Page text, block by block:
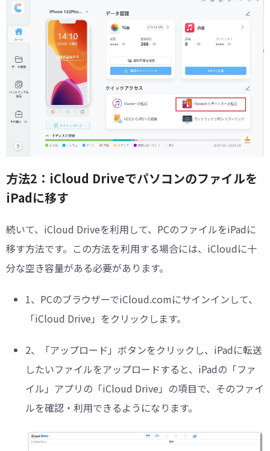
方法2：iCloud Driveでパソコンのファイルを
iPadに移す
続いて、iCloud Driveを利用して、PCのファイルをiPadに
移す方法です。この方法を利用する場合には、iCloudに十
分な空き容量がある必要があります。
1、 PCのブラウザーでiCloud.comにサインインして、
「iCloud Drive」をクリックします。
2、
「アップロード」ボタンをクリックし、iPadに転送
したいファイルをアップロードすると、iPadの「ファ
イル」アプリの「iCloud Drive」の項目で、そのファイ
ルを確認・利用できるようになります。